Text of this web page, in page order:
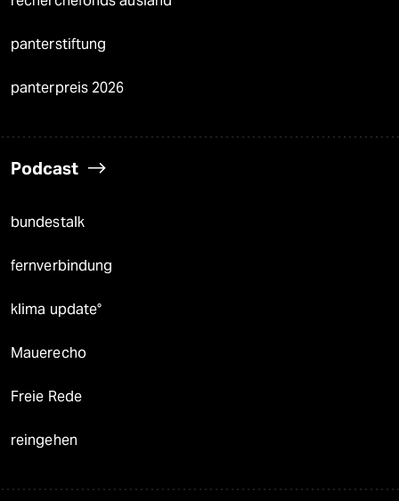
panterstiftung
panterpreis 2026
Podcast
bundestalk
fernverbindung
klima update°
Mauerecho
Freie Rede
reingehen